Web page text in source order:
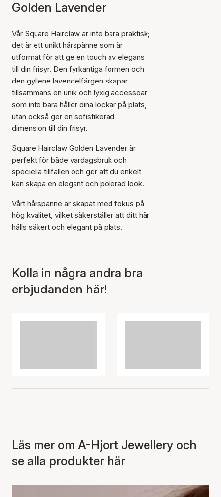
Golden Lavender
Vår Square Hairclaw är inte bara praktisk;
det är ett unikt hårspänne som är
utformat för att ge en touch av elegans
till din frisyr. Den fyrkantiga formen och
den gyllene lavendelfärgen skapar
tillsammans en unik och lyxig accessoar
som inte bara håller dina lockar på plats,
utan också ger en sofistikerad
dimension till din frisyr.
Square Hairclaw Golden Lavender är
perfekt för både vardagsbruk och
speciella tillfällen och gör att du enkelt
kan skapa en elegant och polerad look.
Vårt hårspänne är skapat med fokus på
hög kvalitet, vilket säkerställer att ditt hår
hålls säkert och elegant på plats.
Kolla in några andra bra
erbjudanden här!
Läs mer om A-Hjort Jewellery och
se alla produkter här